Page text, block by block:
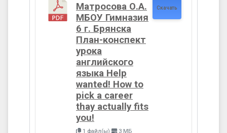
Матросова О.А.
МБОУ Гимназия
6 г. Брянска
План-конспект
урока
английского
языка Help
wanted! How to
pick a career
thay actually fits
you!
1 файл(ы) 3 МБ
Скачать